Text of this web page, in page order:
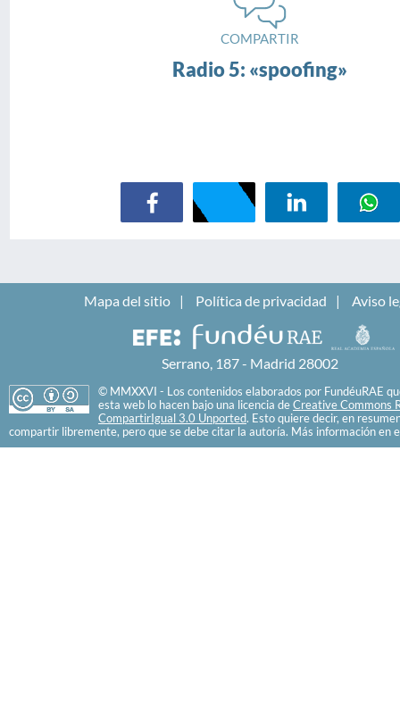
COMPARTIR
Radio 5: «spoofing»
Mapa del sitio Política de privacidad Aviso
Serrano, 187 - Madrid 28002
© MMXXVI - Los contenidos elaborados por FundéuRAE
esta web lo hacen bajo una licencia de Creative Commons
CompartirIgual 3.0 Unported. Esto quiere decir, en
compartir libremente, pero que se debe citar la autoría. Más información en